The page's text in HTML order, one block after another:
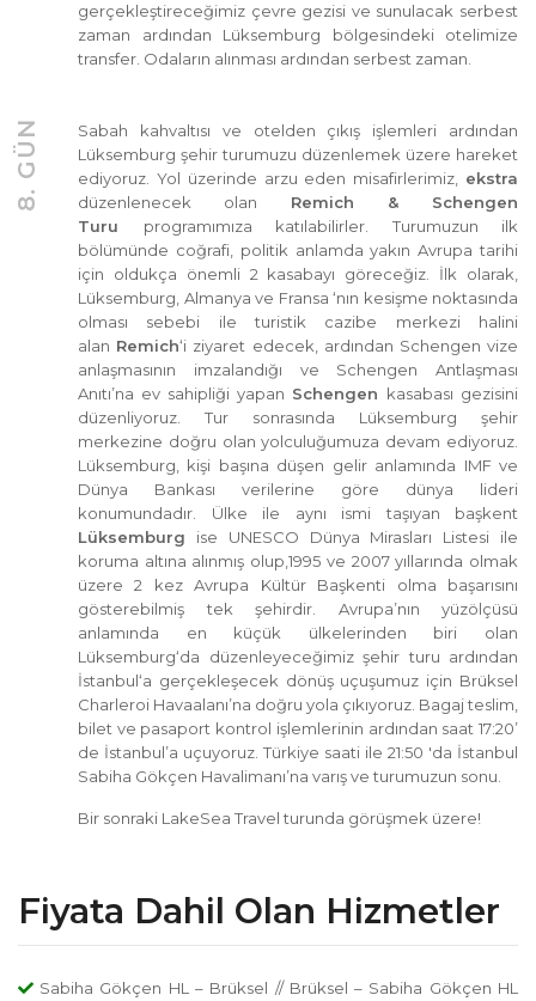
gerçekleştireceğimiz çevre gezisi ve sunulacak serbest
zaman ardından Lüksemburg bölgesindeki otelimize
transfer. Odaların alınması ardından serbest zaman.
8. GÜN
Sabah kahvaltısı ve otelden çıkış işlemleri ardından
Lüksemburg şehir turumuzu düzenlemek üzere hareket
ediyoruz. Yol üzerinde arzu eden misafirlerimiz, ekstra
düzenlenecek olan Remich & Schengen
Turu programımıza katılabilirler. Turumuzun ilk
bölümünde coğrafi, politik anlamda yakın Avrupa tarihi
için oldukça önemli 2 kasabayı göreceğiz. İlk olarak,
Lüksemburg, Almanya ve Fransa ‘nın kesişme noktasında
olması sebebi ile turistik cazibe merkezi halini
alan Remich‘i ziyaret edecek, ardından Schengen vize
anlaşmasının imzalandığı ve Schengen Antlaşması
Anıtı’na ev sahipliği yapan Schengen kasabası gezisini
düzenliyoruz. Tur sonrasında Lüksemburg şehir
merkezine doğru olan yolculuğumuza devam ediyoruz.
Lüksemburg, kişi başına düşen gelir anlamında IMF ve
Dünya Bankası verilerine göre dünya lideri
konumundadır. Ülke ile aynı ismi taşıyan başkent
Lüksemburg ise UNESCO Dünya Mirasları Listesi ile
koruma altına alınmış olup,1995 ve 2007 yıllarında olmak
üzere 2 kez Avrupa Kültür Başkenti olma başarısını
gösterebilmiş tek şehirdir. Avrupa’nın yüzölçüsü
anlamında en küçük ülkelerinden biri olan
Lüksemburg‘da düzenleyeceğimiz şehir turu ardından
İstanbul‘a gerçekleşecek dönüş uçuşumuz için Brüksel
Charleroi Havaalanı’na doğru yola çıkıyoruz. Bagaj teslim,
bilet ve pasaport kontrol işlemlerinin ardından saat 17:20’
de İstanbul’a uçuyoruz. Türkiye saati ile 21:50 'da İstanbul
Sabiha Gökçen Havalimanı’na varış ve turumuzun sonu.
Bir sonraki LakeSea Travel turunda görüşmek üzere!
Fiyata Dahil Olan Hizmetler
Sabiha Gökçen HL – Brüksel // Brüksel – Sabiha Gökçen HL